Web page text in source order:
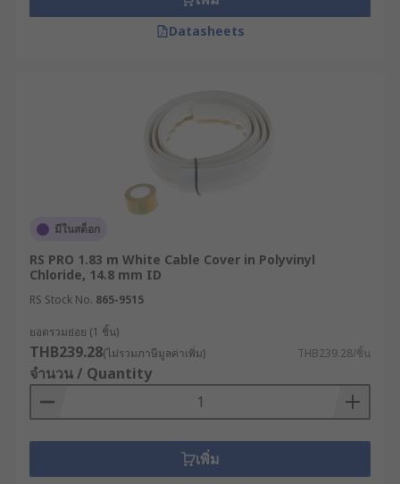
Datasheets
มีในสต็อก
RS PRO 1.83 m White Cable Cover in Polyvinyl
Chloride, 14.8 mm ID
RS Stock No. 865-9515
ยอดรวมย่อย (1 ชิ้น)
THB239.28(ไม่รวมภาษีมูลค่าเพิ่ม) THB239.28/ชิ้น
จำนวน / Quantity
เพิ่ม